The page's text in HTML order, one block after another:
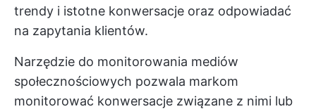
trendy i istotne konwersacje oraz odpowiadać
na zapytania klientów.
Narzędzie do monitorowania mediów
społecznościowych pozwala markom
monitorować konwersacje związane z nimi lub